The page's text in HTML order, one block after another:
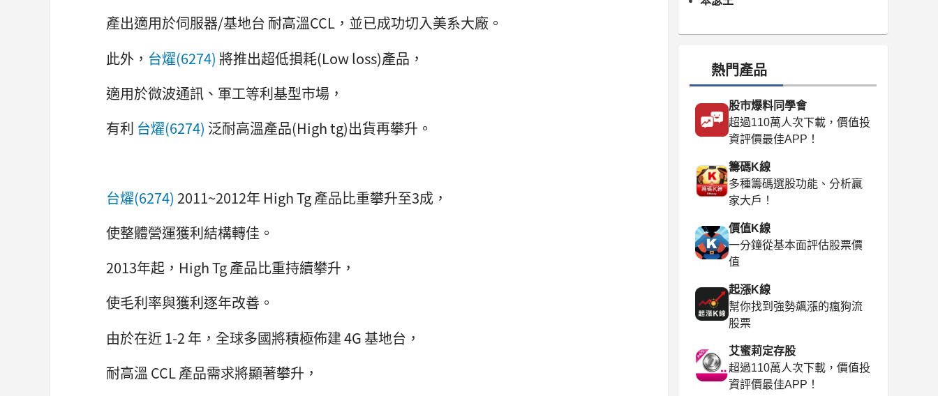
產出適用於伺服器/基地台 耐高溫CCL，並已成功切入美系大廠。
此外， 台燿(6274) 將推出超低損耗(Low loss)產品，
適用於微波通訊、軍工等利基型市場，
有利 台燿(6274) 泛耐高溫產品(High tg)出貨再攀升。
台燿(6274) 2011~2012年 High Tg 產品比重攀升至3成，
使整體營運獲利結構轉佳。
2013年起，High Tg 產品比重持續攀升，
使毛利率與獲利逐年改善。
由於在近 1-2 年，全球多國將積極佈建 4G 基地台，
耐高溫 CCL 產品需求將顯著攀升，
熱門產品
股市爆料同學會
超過110萬人次下載，價值投
資評價最佳APP！
籌碼K線
多種籌碼選股功能、分析贏
家大戶！
價值K線
一分鐘從基本面評估股票價
值
起漲K線
幫你找到強勢飆漲的瘋狗流
股票
艾蜜莉定存股
超過110萬人次下載，價值投
資評價最佳APP！